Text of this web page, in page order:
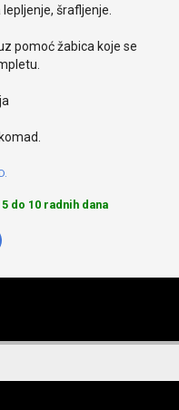
šrafljenje.
pomoć žabica koje se
do 10 radnih dana